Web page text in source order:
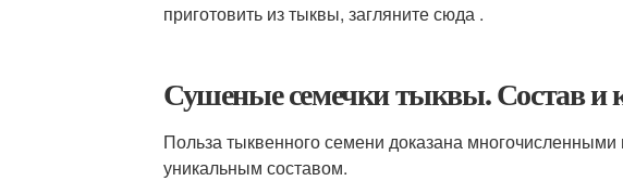
приготовить из тыквы, загляните сюда .
Сушеные семечки тыквы. Состав и
Польза тыквенного семени доказана
уникальным составом.